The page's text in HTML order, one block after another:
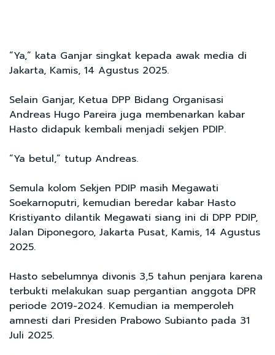
“Ya,” kata Ganjar singkat kepada awak media di
Jakarta, Kamis, 14 Agustus 2025.
Selain Ganjar, Ketua DPP Bidang Organisasi
Andreas Hugo Pareira juga membenarkan kabar
Hasto didapuk kembali menjadi sekjen PDIP.
“Ya betul,” tutup Andreas.
Semula kolom Sekjen PDIP masih Megawati
Soekarnoputri, kemudian beredar kabar Hasto
Kristiyanto dilantik Megawati siang ini di DPP PDIP,
Jalan Diponegoro, Jakarta Pusat, Kamis, 14 Agustus
2025.
Hasto sebelumnya divonis 3,5 tahun penjara karena
terbukti melakukan suap pergantian anggota DPR
periode 2019-2024. Kemudian ia memperoleh
amnesti dari Presiden Prabowo Subianto pada 31
Juli 2025.